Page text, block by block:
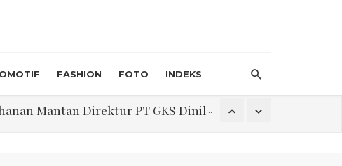
FASHION FOTO INDEKS
Direktur PT GKS Dinilai Rancu